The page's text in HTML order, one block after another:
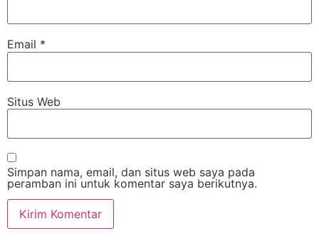
Email *
Situs Web
Simpan nama, email, dan situs web saya pada
peramban ini untuk komentar saya berikutnya.